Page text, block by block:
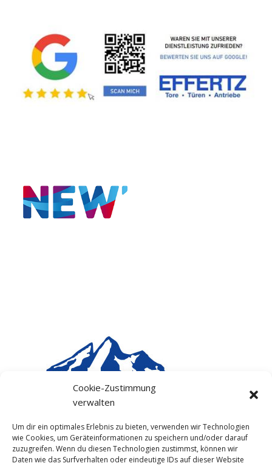
Cookie-Zustimmung
verwalten
Um dir ein optimales Erlebnis zu bieten, verwenden wir Technologien
wie Cookies, um Geräteinformationen zu speichern und/oder darauf
zuzugreifen. Wenn du diesen Technologien zustimmst, können wir
Daten wie das Surfverhalten oder eindeutige IDs auf dieser Website